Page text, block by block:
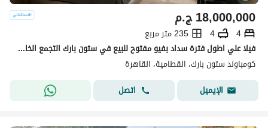
ج.م18,000,000
4
4
235 متر مربع
فيلا علي اطول فترة سداد بفيو مفتوح للبيع في ستون بارك التجمع الخامس بجوار غرب الجولف
كومباوند ستون بارك، القطامية، القاهرة
الإيميل
اتصل